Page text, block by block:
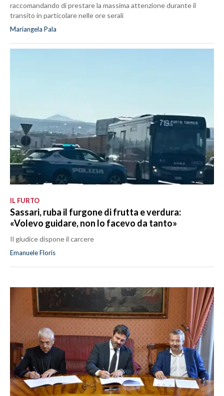
raccomandando di prestare la massima attenzione durante il
transito in particolare nelle ore serali
Mariangela Pala
IL FURTO
Sassari, ruba il furgone di frutta e verdura:
«Volevo guidare, non lo facevo da tanto»
Il giudice dispone il carcere
Emanuele Floris